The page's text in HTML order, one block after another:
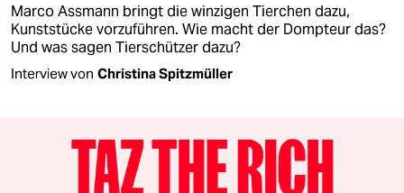
Marco Assmann bringt die winzigen Tierchen dazu,
Kunststücke vorzuführen. Wie macht der Dompteur das?
Und was sagen Tierschützer dazu?
Interview von Christina Spitzmüller